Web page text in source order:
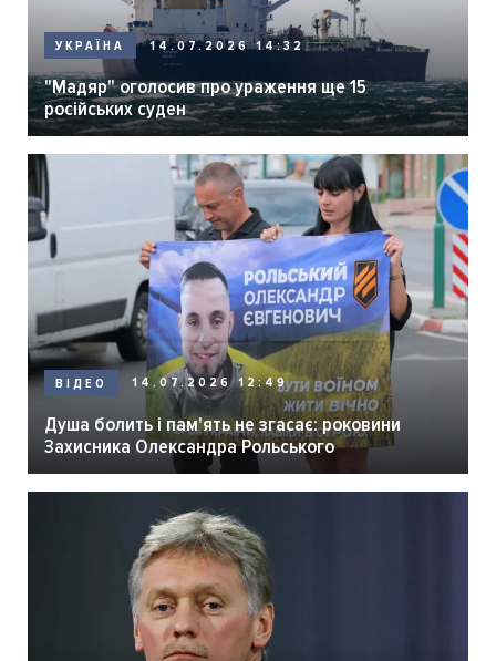
УКРАЇНА 14.07.2026 14:32
"Мадяр" оголосив про ураження ще 15
російських суден
ВІДЕО 14.07.2026 12:49
Душа болить і пам'ять не згасає: роковини
Захисника Олександра Рольського